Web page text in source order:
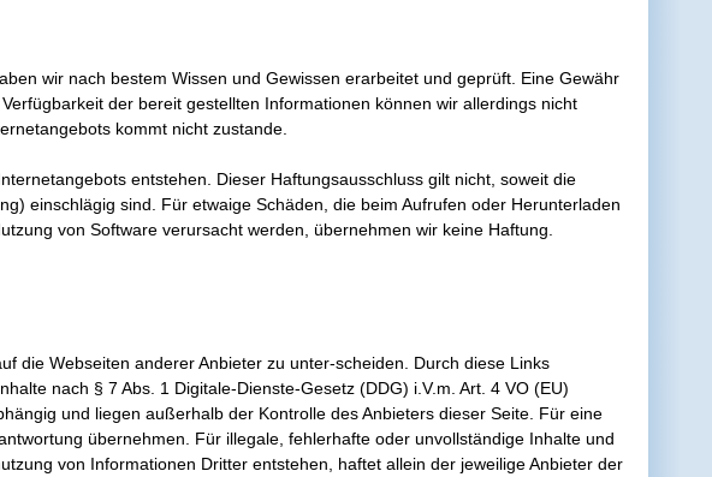
wir nach bestem Wissen und Gewissen erarbeitet und geprüft. Eine Gewähr
der bereit gestellten Informationen können wir allerdings nicht
kommt nicht zustande.
entstehen. Dieser Haftungsausschluss gilt nicht, soweit die
einschlägig sind. Für etwaige Schäden, die beim Aufrufen oder Herunterladen
von Software verursacht werden, übernehmen wir keine Haftung.
die Webseiten anderer Anbieter zu unter-scheiden. Durch diese Links
nach § 7 Abs. 1 Digitale-Dienste-Gesetz (DDG) i.V.m. Art. 4 VO (EU)
und liegen außerhalb der Kontrolle des Anbieters dieser Seite. Für eine
übernehmen. Für illegale, fehlerhafte oder unvollständige Inhalte und
von Informationen Dritter entstehen, haftet allein der jeweilige Anbieter der